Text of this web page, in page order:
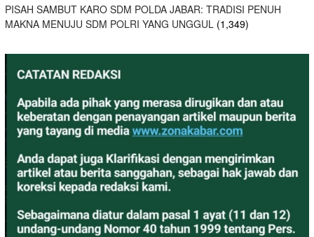
PISAH SAMBUT KARO SDM POLDA JABAR: TRADISI PENUH
MAKNA MENUJU SDM POLRI YANG UNGGUL (1,349)